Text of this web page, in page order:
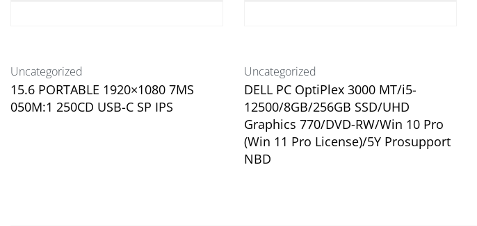
Uncategorized
15.6 PORTABLE 1920×1080 7MS
050M:1 250CD USB-C SP IPS
Uncategorized
DELL PC OptiPlex 3000 MT/i5-
12500/8GB/256GB SSD/UHD
Graphics 770/DVD-RW/Win 10 Pro
(Win 11 Pro License)/5Y Prosupport
NBD